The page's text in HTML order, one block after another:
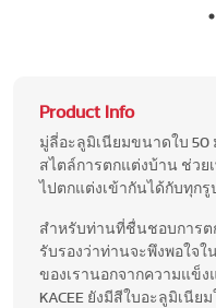
Product Info
มู่ลี่อะลูมิเนียมขนาดใบ 50
สไตล์การตกแต่งบ้าน ช่วย
ไปตกแต่งเข้ากันได้กับทุก
สำหรับท่านที่ชื่นชอบการต
รับรองว่าท่านจะพึงพอใจ
ของเรานอกจากความแข็
KACEE ยังมีสีใบอะลูมิเนี